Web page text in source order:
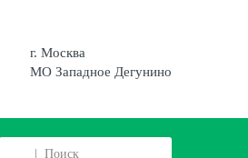
г. Москва
МО Западное Дегунино